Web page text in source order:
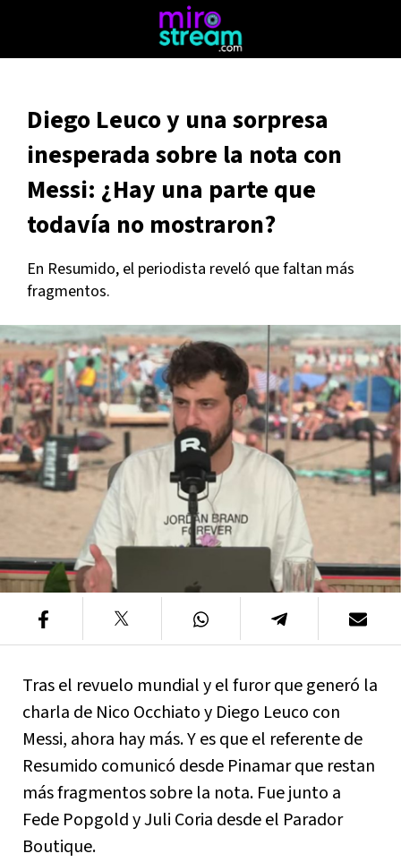
Diego Leuco y una sorpresa
inesperada sobre la nota con
Messi: ¿Hay una parte que
todavía no mostraron?
En Resumido, el periodista reveló que faltan más
fragmentos.
Tras el revuelo mundial y el furor que generó la
charla de Nico Occhiato y Diego Leuco con
Messi, ahora hay más. Y es que el referente de
Resumido comunicó desde Pinamar que restan
más fragmentos sobre la nota. Fue junto a
Fede Popgold y Juli Coria desde el Parador
Boutique.